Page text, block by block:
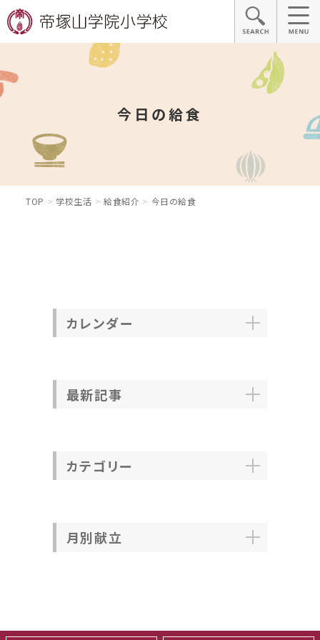
今日の給食
TOP 学校生活 給食紹介 今日の給食
カレンダー
最新記事
カテゴリー
月別献立